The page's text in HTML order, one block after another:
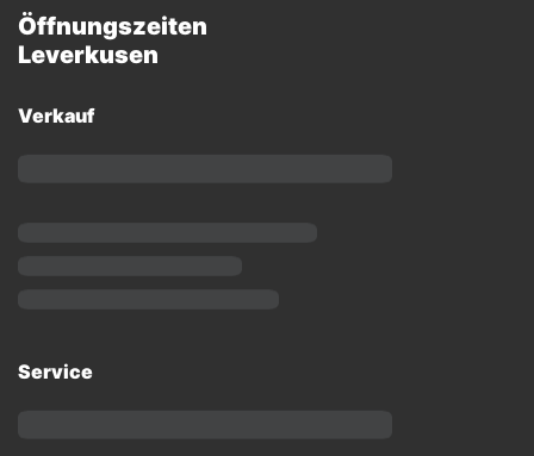
Öffnungszeiten
Leverkusen
Verkauf
Service